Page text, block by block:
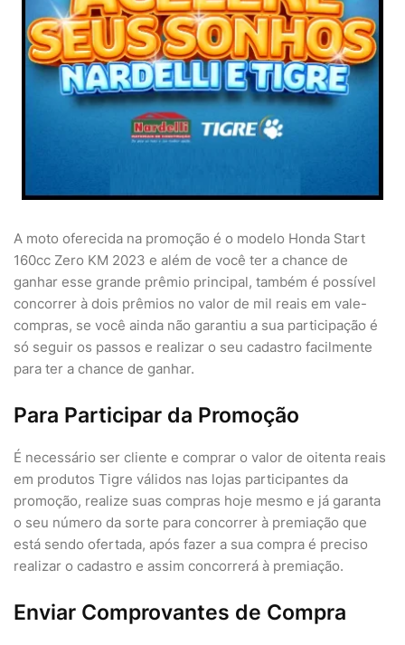
A moto oferecida na promoção é o modelo Honda Start
160cc Zero KM 2023 e além de você ter a chance de
ganhar esse grande prêmio principal, também é possível
concorrer à dois prêmios no valor de mil reais em vale-
compras, se você ainda não garantiu a sua participação é
só seguir os passos e realizar o seu cadastro facilmente
para ter a chance de ganhar.
Para Participar da Promoção
É necessário ser cliente e comprar o valor de oitenta reais
em produtos Tigre válidos nas lojas participantes da
promoção, realize suas compras hoje mesmo e já garanta
o seu número da sorte para concorrer à premiação que
está sendo ofertada, após fazer a sua compra é preciso
realizar o cadastro e assim concorrerá à premiação.
Enviar Comprovantes de Compra